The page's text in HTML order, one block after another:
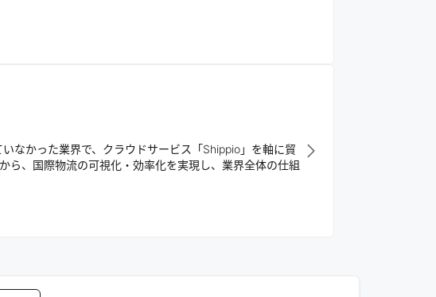
なかった業界で、クラウドサービス「Shippio」を軸に貿
ら、国際物流の可視化・効率化を実現し、業界全体の仕組